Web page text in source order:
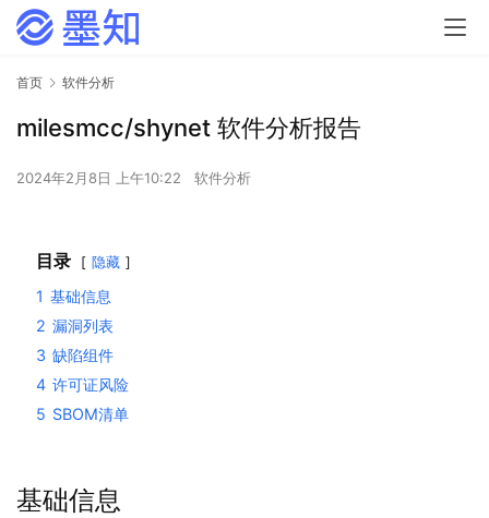
首页 软件分析
milesmcc/shynet 软件分析报告
2024年2月8日 上午10:22 软件分析
目录 隐藏
1 基础信息
2 漏洞列表
3 缺陷组件
4 许可证风险
5 SBOM清单
基础信息